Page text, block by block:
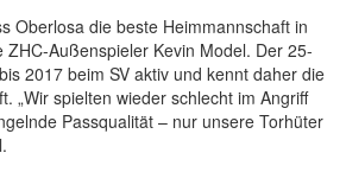
Oberlosa die beste Heimmannschaft in
ZHC-Außenspieler Kevin Model. Der 25-
2017 beim SV aktiv und kennt daher die
„Wir spielten wieder schlecht im Angriff
Passqualität – nur unsere Torhüter